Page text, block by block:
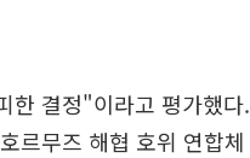
한 결정"이라고 평가했다.
르무즈 해협 호위 연합체